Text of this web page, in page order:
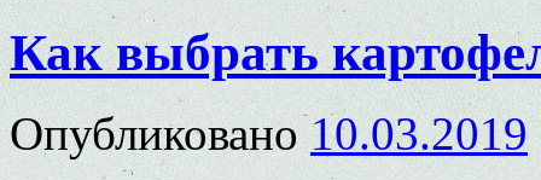
Как выбрать
Опубликовано 10.03.2019